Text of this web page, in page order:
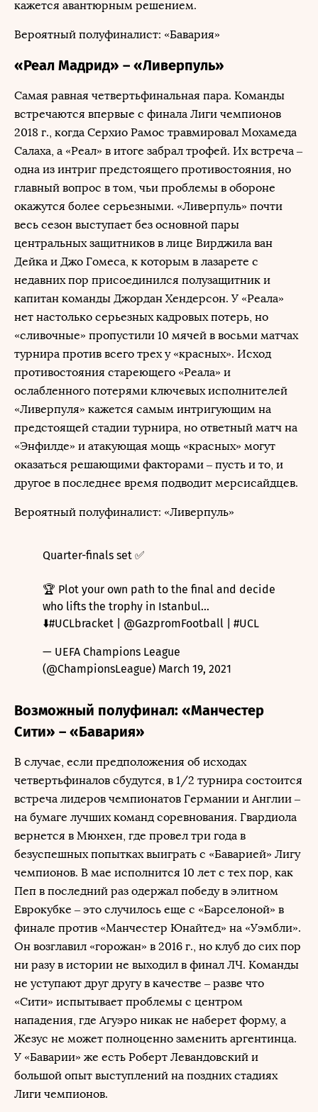
кажется авантюрным решением.
Вероятный полуфиналист: «Бавария»
«Реал Мадрид» – «Ливерпуль»
Самая равная четвертьфинальная пара. Команды
встречаются впервые с финала Лиги чемпионов
2018 г., когда Серхио Рамос травмировал Мохамеда
Салаха, а «Реал» в итоге забрал трофей. Их встреча –
одна из интриг предстоящего противостояния, но
главный вопрос в том, чьи проблемы в обороне
окажутся более серьезными. «Ливерпуль» почти
весь сезон выступает без основной пары
центральных защитников в лице Вирджила ван
Дейка и Джо Гомеса, к которым в лазарете с
недавних пор присоединился полузащитник и
капитан команды Джордан Хендерсон. У «Реала»
нет настолько серьезных кадровых потерь, но
«сливочные» пропустили 10 мячей в восьми матчах
турнира против всего трех у «красных». Исход
противостояния стареющего «Реала» и
ослабленного потерями ключевых исполнителей
«Ливерпуля» кажется самым интригующим на
предстоящей стадии турнира, но ответный матч на
«Энфилде» и атакующая мощь «красных» могут
оказаться решающими факторами – пусть и то, и
другое в последнее время подводит мерсисайдцев.
Вероятный полуфиналист: «Ливерпуль»
Quarter-finals set ✅
🏆 Plot your own path to the final and decide
who lifts the trophy in Istanbul...
⬇️#UCLbracket @GazpromFootball #UCL
— UEFA Champions League
(@ChampionsLeague) March 19, 2021
Возможный полуфинал: «Манчестер
Сити» – «Бавария»
В случае, если предположения об исходах
четвертьфиналов сбудутся, в 1/2 турнира состоится
встреча лидеров чемпионатов Германии и Англии –
на бумаге лучших команд соревнования. Гвардиола
вернется в Мюнхен, где провел три года в
безуспешных попытках выиграть с «Баварией» Лигу
чемпионов. В мае исполнится 10 лет с тех пор, как
Пеп в последний раз одержал победу в элитном
Еврокубке – это случилось еще с «Барселоной» в
финале против «Манчестер Юнайтед» на «Уэмбли».
Он возглавил «горожан» в 2016 г., но клуб до сих пор
ни разу в истории не выходил в финал ЛЧ. Команды
не уступают друг другу в качестве – разве что
«Сити» испытывает проблемы с центром
нападения, где Агуэро никак не наберет форму, а
Жезус не может полноценно заменить аргентинца.
У «Баварии» же есть Роберт Левандовский и
большой опыт выступлений на поздних стадиях
Лиги чемпионов.